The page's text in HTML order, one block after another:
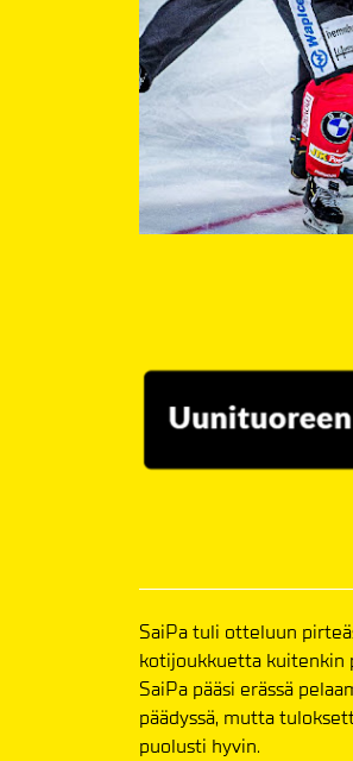
SaiPa tuli otteluun
kotijoukkuetta kuitenkin
SaiPa pääsi erässä
päädyssä, mutta
puolusti hyvin.